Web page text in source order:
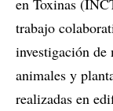
en Toxinas
trabajo
investigación de
animales y
realizadas en